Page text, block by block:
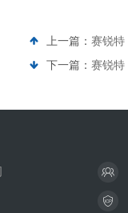
上一篇： 赛锐特
下一篇： 赛锐特